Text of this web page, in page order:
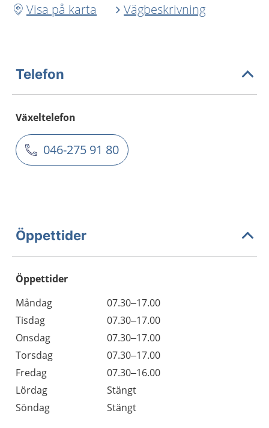
Visa på karta
Vägbeskrivning
Telefon
Växeltelefon
046-275 91 80
Öppettider
Öppettider
Dag
Öppettider
Kommentarer
Måndag
07.30–17.00
Tisdag
07.30–17.00
Onsdag
07.30–17.00
Torsdag
07.30–17.00
Fredag
07.30–16.00
Lördag
Stängt
Söndag
Stängt